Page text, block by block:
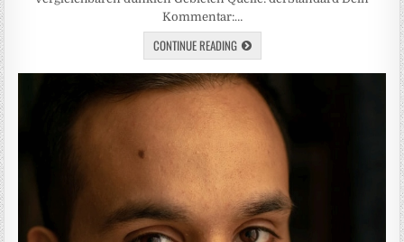
Kommentar:…
CONTINUE READING